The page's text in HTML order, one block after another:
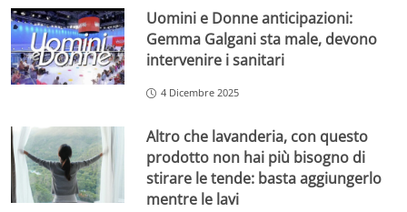
Uomini e Donne anticipazioni:
Gemma Galgani sta male, devono
intervenire i sanitari
4 Dicembre 2025
Altro che lavanderia, con questo
prodotto non hai più bisogno di
stirare le tende: basta aggiungerlo
mentre le lavi